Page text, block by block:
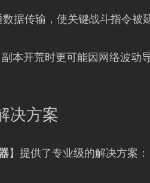
据传输，使关键战斗指令被
本开荒时更可能因网络波动
决方案
】提供了专业级的解决方案：